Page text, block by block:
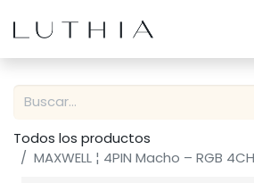
Todos los productos
MAXWELL ¦ 4PIN Macho – RGB